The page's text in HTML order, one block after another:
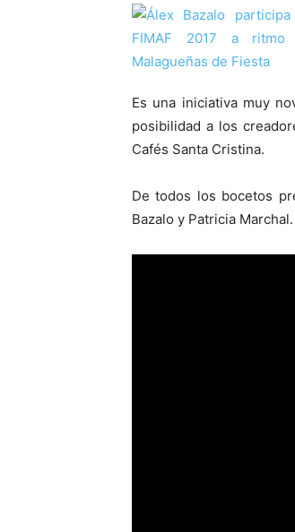
Es una iniciativa muy
posibilidad a los
Cafés Santa Cristina.
De todos los bocetos
Bazalo y Patricia